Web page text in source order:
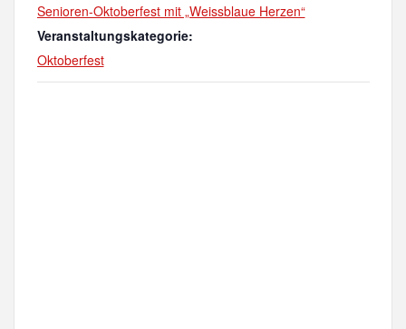
Senioren-Oktoberfest mit „Weissblaue Herzen“
Veranstaltungskategorie:
Oktoberfest